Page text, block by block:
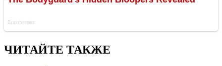
ЧИТАЙТЕ ТАКЖЕ